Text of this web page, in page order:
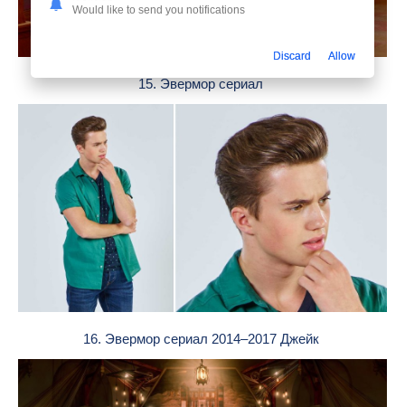
15. Эвермор сериал
16. Эвермор сериал 2014–2017 Джейк
Would like to send you notifications
Discard Allow